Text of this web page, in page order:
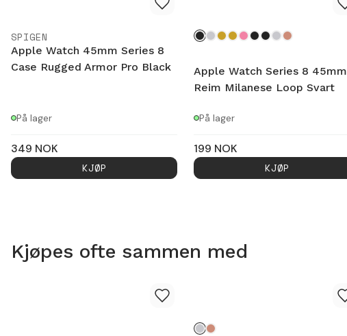
SPIGEN
Apple Watch 45mm Series 8
Case Rugged Armor Pro Black
På lager
349 NOK
KJØP
Apple Watch Series 8 45mm
Reim Milanese Loop Svart
På lager
199 NOK
KJØP
Kjøpes ofte sammen med